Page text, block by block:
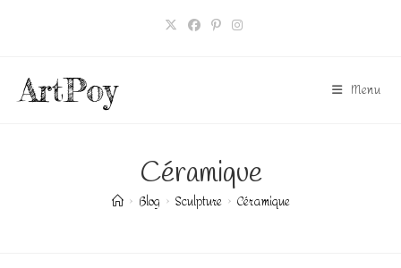
ArtPoy Menu
Céramique
> Blog > Sculpture > Céramique